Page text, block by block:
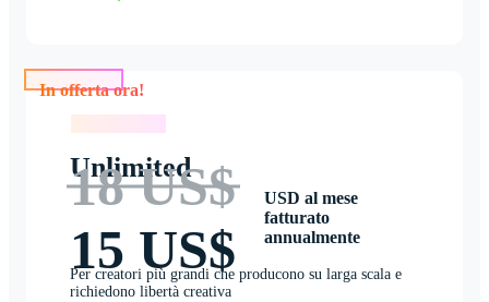
Unlimited
18 US$
15 US$
USD al mese
fatturato
annualmente
Per creatori più grandi che producono su larga scala e
richiedono libertà creativa